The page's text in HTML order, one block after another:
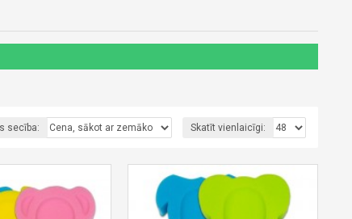
secība: Skatīt vienlaicīgi: